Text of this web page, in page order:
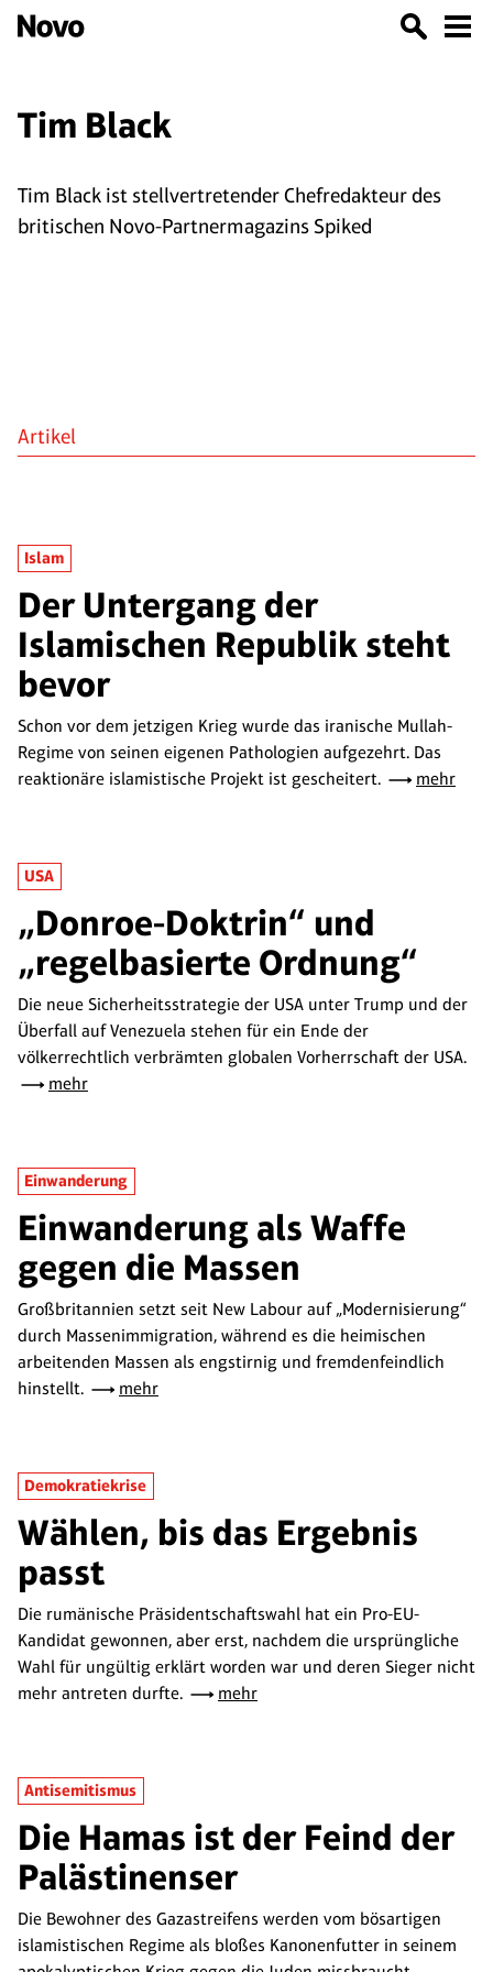
Tim Black
Tim Black ist stellvertretender Chefredakteur des
britischen Novo-Partnermagazins Spiked
Artikel
Islam
Der Untergang der
Islamischen Republik steht
bevor
Schon vor dem jetzigen Krieg wurde das iranische Mullah-
Regime von seinen eigenen Pathologien aufgezehrt. Das
reaktionäre islamistische Projekt ist gescheitert.
mehr
USA
„Donroe-Doktrin“ und
„regelbasierte Ordnung“
Die neue Sicherheitsstrategie der USA unter Trump und der
Überfall auf Venezuela stehen für ein Ende der
völkerrechtlich verbrämten globalen Vorherrschaft der USA.
mehr
Einwanderung
Einwanderung als Waffe
gegen die Massen
Großbritannien setzt seit New Labour auf „Modernisierung“
durch Massenimmigration, während es die heimischen
arbeitenden Massen als engstirnig und fremdenfeindlich
hinstellt.
mehr
Demokratiekrise
Wählen, bis das Ergebnis
passt
Die rumänische Präsidentschaftswahl hat ein Pro-EU-
Kandidat gewonnen, aber erst, nachdem die ursprüngliche
Wahl für ungültig erklärt worden war und deren Sieger nicht
mehr antreten durfte.
mehr
Antisemitismus
Die Hamas ist der Feind der
Palästinenser
Die Bewohner des Gazastreifens werden vom bösartigen
islamistischen Regime als bloßes Kanonenfutter in seinem